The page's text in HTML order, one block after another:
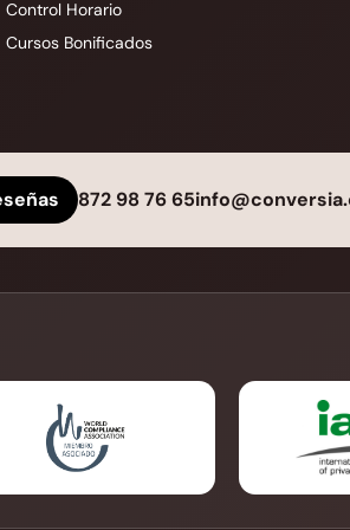
Control Horario
Cursos Bonificados
872 98 76 65